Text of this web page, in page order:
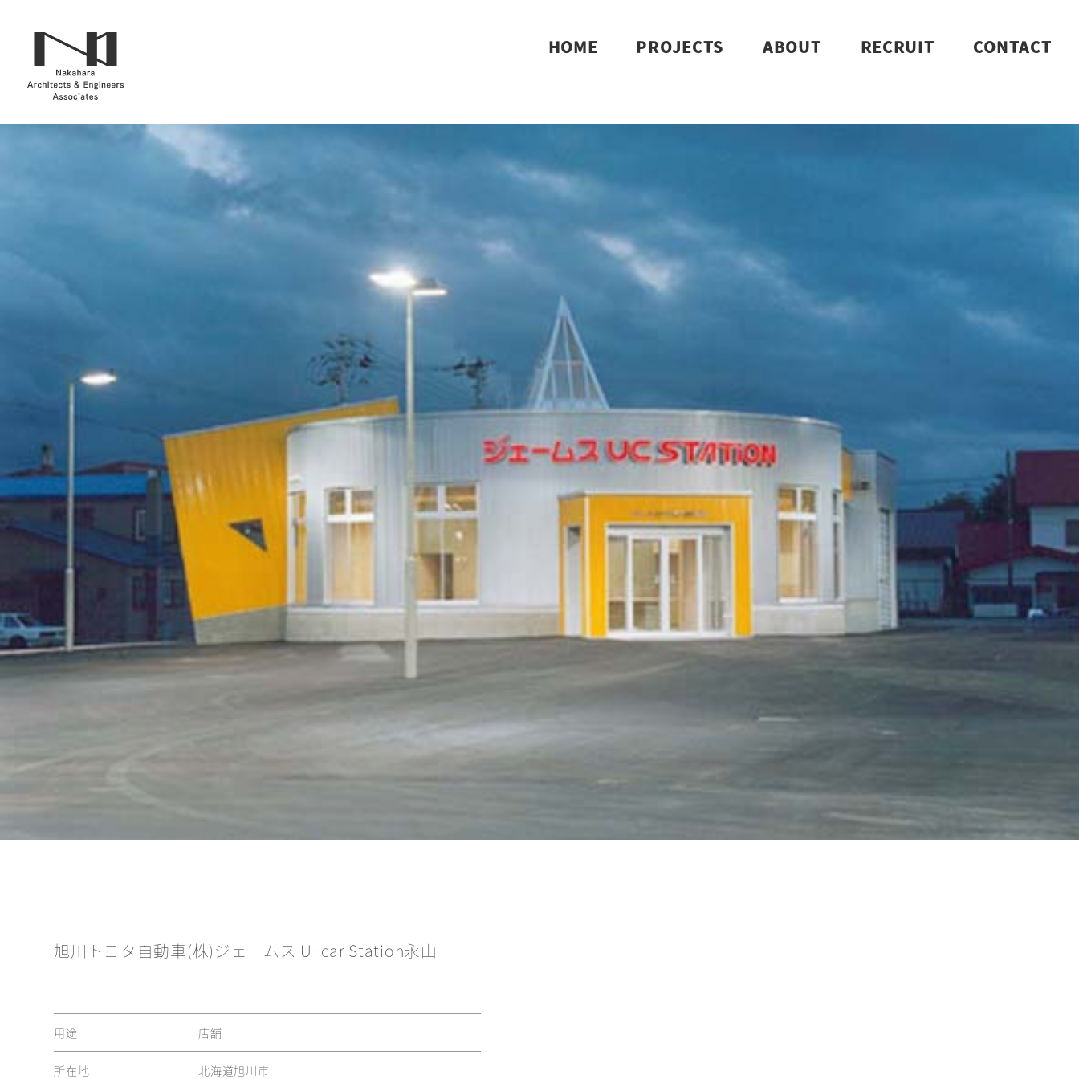
HOME PROJECTS ABOUT RECRUIT CONTACT
旭川トヨタ自動車(株)ジェームス Uｰcar Station永山
用途 店舗
所在地 北海道旭川市